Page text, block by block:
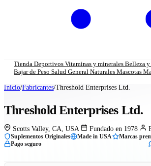
Tienda Deportivos Vitaminas y minerales Belleza y
Bajar de Peso Salud General Naturales Mascotas
Inicio/Fabricantes/Threshold Enterprises Ltd.
Threshold Enterprises Ltd.
Scotts Valley, CA, USA Fundado en 1978
Suplementos Originales Made in USA Marcas
Pago seguro